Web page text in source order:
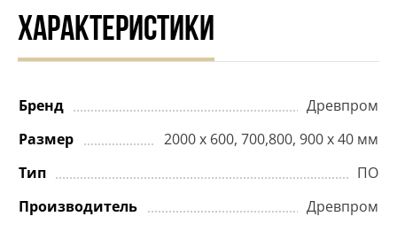
ХАРАКТЕРИСТИКИ
Бренд
Древпром
Размер
2000 х 600, 700,800, 900 х 40 мм
Тип
ПО
Производитель
Древпром